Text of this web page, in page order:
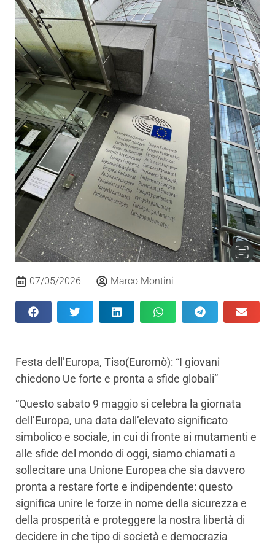
07/05/2026 Marco Montini
Festa dell’Europa, Tiso(Euromò): “I giovani
chiedono Ue forte e pronta a sfide globali”
“Questo sabato 9 maggio si celebra la giornata
dell’Europa, una data dall’elevato significato
simbolico e sociale, in cui di fronte ai mutamenti e
alle sfide del mondo di oggi, siamo chiamati a
sollecitare una Unione Europea che sia davvero
pronta a restare forte e indipendente: questo
significa unire le forze in nome della sicurezza e
della prosperità e proteggere la nostra libertà di
decidere in che tipo di società e democrazia